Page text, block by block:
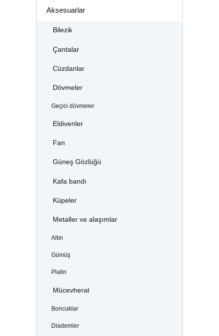
Aksesuarlar
Bilezik
Çantalar
Cüzdanlar
Dövmeler
Geçici dövmeler
Eldivenler
Fan
Güneş Gözlüğü
Kafa bandı
Küpeler
Metaller ve alaşımlar
Altın
Gümüş
Platin
Mücevherat
Boncuklar
Diademler